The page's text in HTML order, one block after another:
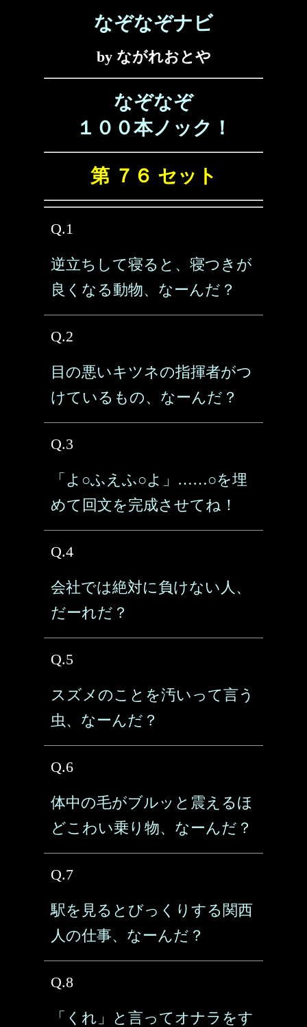
なぞなぞナビ
by ながれおとや
なぞなぞ
１００本ノック！
第 ７６ セット
Q.1
逆立ちして寝ると、寝つきが
良くなる動物、なーんだ？
Q.2
目の悪いキツネの指揮者がつ
けているもの、なーんだ？
Q.3
「よ○ふえふ○よ」……○を埋
めて回文を完成させてね！
Q.4
会社では絶対に負けない人、
だーれだ？
Q.5
スズメのことを汚いって言う
虫、なーんだ？
Q.6
体中の毛がブルッと震えるほ
どこわい乗り物、なーんだ？
Q.7
駅を見るとびっくりする関西
人の仕事、なーんだ？
Q.8
「くれ」と言ってオナラをす